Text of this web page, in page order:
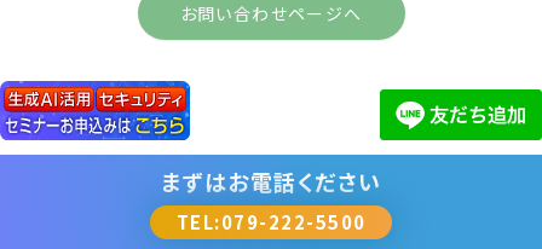
まずはお電話ください
TEL:079-222-5500
お問い合わせページへ